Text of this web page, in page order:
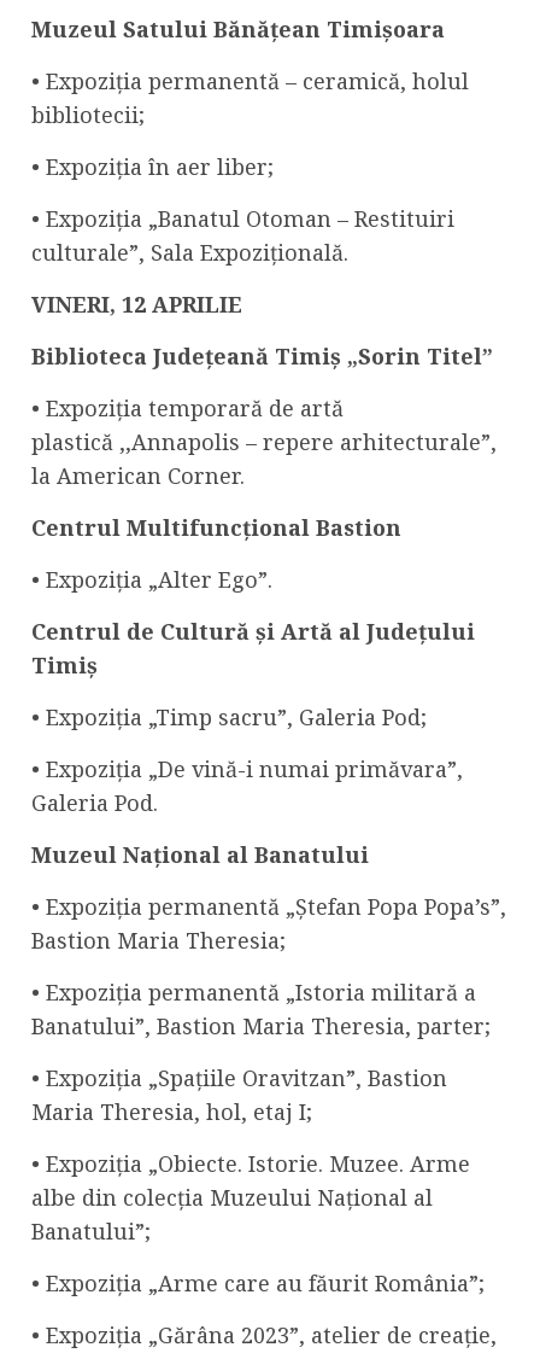
Muzeul Satului Bănățean Timișoara
• Expoziția permanentă – ceramică, holul
bibliotecii;
• Expoziția în aer liber;
• Expoziția „Banatul Otoman – Restituiri
culturale”, Sala Expozițională.
VINERI, 12 APRILIE
Biblioteca Județeană Timiș „Sorin Titel”
• Expoziția temporară de artă
plastică ,,Annapolis – repere arhitecturale”,
la American Corner.
Centrul Multifuncțional Bastion
• Expoziția „Alter Ego”.
Centrul de Cultură și Artă al Județului
Timiș
• Expoziția „Timp sacru”, Galeria Pod;
• Expoziția „De vină-i numai primăvara”,
Galeria Pod.
Muzeul Național al Banatului
• Expoziția permanentă „Ștefan Popa Popa’s”,
Bastion Maria Theresia;
• Expoziția permanentă „Istoria militară a
Banatului”, Bastion Maria Theresia, parter;
• Expoziția „Spațiile Oravitzan”, Bastion
Maria Theresia, hol, etaj I;
• Expoziția „Obiecte. Istorie. Muzee. Arme
albe din colecția Muzeului Național al
Banatului”;
• Expoziția „Arme care au făurit România”;
• Expoziția „Gărâna 2023”, atelier de creație,